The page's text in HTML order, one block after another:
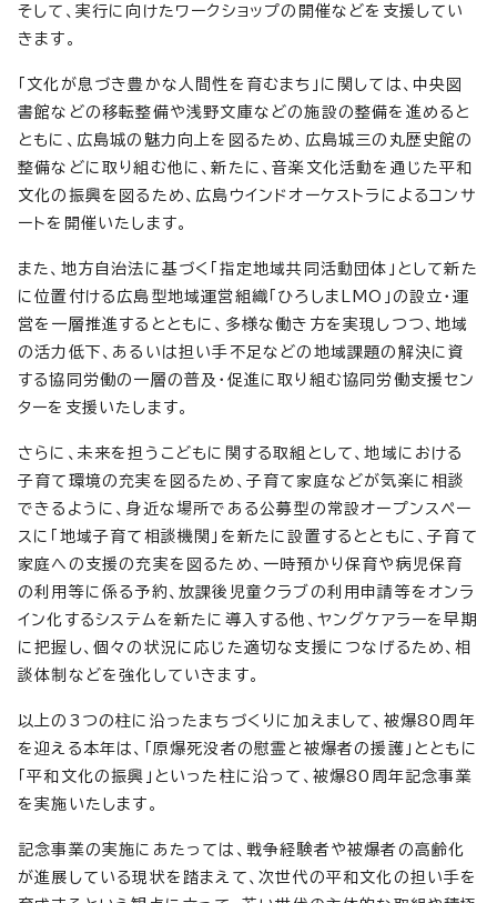
そして、実行に向けたワークショップの開催などを支援してい
きます。
「文化が息づき豊かな人間性を育むまち」に関しては、中央図
書館などの移転整備や浅野文庫などの施設の整備を進めると
ともに、広島城の魅力向上を図るため、広島城三の丸歴史館の
整備などに取り組む他に、新たに、音楽文化活動を通じた平和
文化の振興を図るため、広島ウインドオーケストラによるコンサ
ートを開催いたします。
また、地方自治法に基づく「指定地域共同活動団体」として新た
に位置付ける広島型地域運営組織「ひろしまLMO」の設立・運
営を一層推進するとともに、多様な働き方を実現しつつ、地域
の活力低下、あるいは担い手不足などの地域課題の解決に資
する協同労働の一層の普及・促進に取り組む協同労働支援セン
ターを支援いたします。
さらに、未来を担うこどもに関する取組として、地域における
子育て環境の充実を図るため、子育て家庭などが気楽に相談
できるように、身近な場所である公募型の常設オープンスペー
スに「地域子育て相談機関」を新たに設置するとともに、子育て
家庭への支援の充実を図るため、一時預かり保育や病児保育
の利用等に係る予約、放課後児童クラブの利用申請等をオンラ
イン化するシステムを新たに導入する他、ヤングケアラーを早期
に把握し、個々の状況に応じた適切な支援につなげるため、相
談体制などを強化していきます。
以上の3つの柱に沿ったまちづくりに加えまして、被爆80周年
を迎える本年は、「原爆死没者の慰霊と被爆者の援護」とともに
「平和文化の振興」といった柱に沿って、被爆80周年記念事業
を実施いたします。
記念事業の実施にあたっては、戦争経験者や被爆者の高齢化
が進展している現状を踏まえて、次世代の平和文化の担い手を